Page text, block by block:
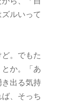
ルいって
。でもた
か。「あ
出る気持
、そっち